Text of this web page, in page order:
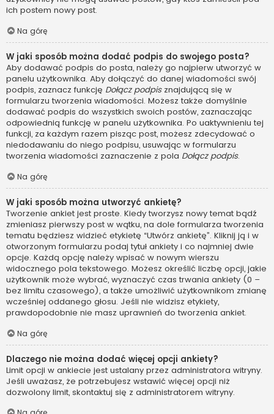
ich postem nowy post.
Na górę
W jaki sposób można dodać podpis do swojego posta?
Aby dodawać podpis do posta, należy go najpierw utworzyć w
panelu użytkownika. Aby dołączyć do danej wiadomości swój
podpis, zaznacz funkcję Dołącz podpisznajdującą się w
formularzu tworzenia wiadomości. Możesz także domyślnie
dodawać podpis do wszystkich swoich postów, zaznaczając
odpowiednią funkcję w panelu użytkownika. Po uaktywnieniu tej
funkcji, za każdym razem pisząc post, możesz zdecydować o
niedodawaniu do niego podpisu, usuwając w formularzu
tworzenia wiadomości zaznaczenie z pola Dołącz podpis.
Na górę
W jaki sposób można utworzyć ankietę?
Tworzenie ankiet jest proste. Kiedy tworzysz nowy temat bądź
zmieniasz pierwszy post w wątku, na dole formularza tworzenia
tematu będziesz widzieć etykietę “Utwórz ankietę”. Kliknij ją i w
otworzonym formularzu podaj tytuł ankiety i co najmniej dwie
opcje. Każdą opcję należy wpisać w nowym wierszu
widocznego pola tekstowego. Możesz określić liczbę opcji, jakie
użytkownik może wybrać, wyznaczyć czas trwania ankiety (0 –
bez limitu czasowego), a także umożliwić użytkownikom zmianę
wcześniej oddanego głosu. Jeśli nie widzisz etykiety,
prawdopodobnie nie masz uprawnień do tworzenia ankiet.
Na górę
Dlaczego nie można dodać więcej opcji ankiety?
Limit opcji w ankiecie jest ustalany przez administratora witryny.
Jeśli uważasz, że potrzebujesz wstawić więcej opcji niż
dozwolony limit, skontaktuj się z administratorem witryny.